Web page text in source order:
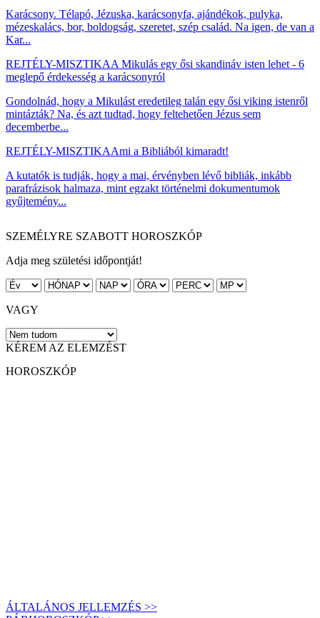
Karácsony. Télapó, Jézuska, karácsonyfa, ajándékok, pulyka,
mézeskalács, bor, boldogság, szeretet, szép család. Na igen, de van a
Kar...
REJTÉLY-MISZTIKAA Mikulás egy ősi skandináv isten lehet - 6
meglepő érdekesség a karácsonyról
Gondolnád, hogy a Mikulást eredetileg talán egy ősi viking istenről
mintázták? Na, és azt tudtad, hogy feltehetően Jézus sem
decemberbe...
REJTÉLY-MISZTIKAAmi a Bibliából kimaradt!
A kutatók is tudják, hogy a mai, érvényben lévő bibliák, inkább
parafrázisok halmaza, mint egzakt történelmi dokumentumok
gyűjtemény...
SZEMÉLYRE SZABOTT HOROSZKÓP
Adja meg születési időpontját!
VAGY
KÉREM AZ ELEMZÉST
HOROSZKÓP
ÁLTALÁNOS JELLEMZÉS >>